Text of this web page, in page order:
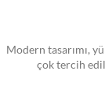
Modern tasarımı,
çok tercih